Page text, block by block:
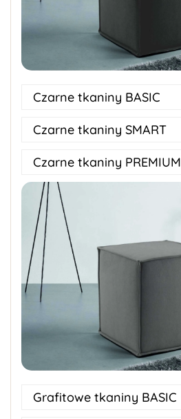
Czarne tkaniny BASIC
Czarne tkaniny SMART
Czarne tkaniny PREMIUM
Grafitowe tkaniny BASIC